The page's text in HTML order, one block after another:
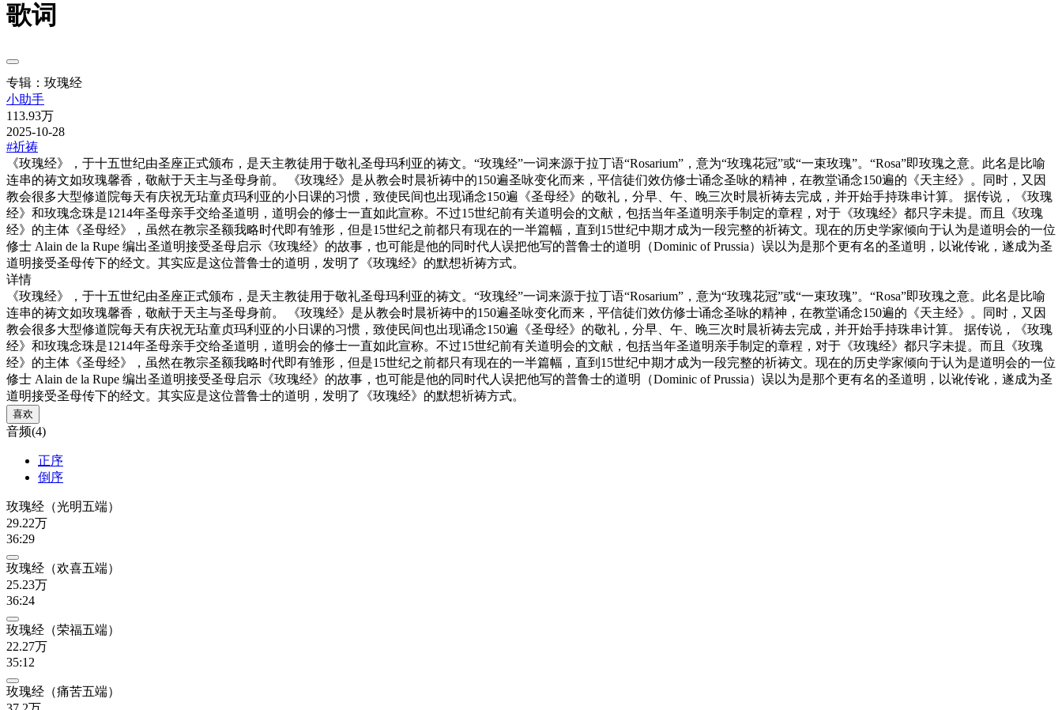
歌词
专辑：玫瑰经
小助手
113.93万
2025-10-28
#祈祷
《玫瑰经》，于十五世纪由圣座正式颁布，是天主教徒用于敬礼圣母玛利亚的祷文。“玫瑰经”一词来源于拉丁语“Rosarium”，意为“玫瑰花冠”或“一束玫瑰”。“Rosa”即玫瑰之意。此名是比喻
连串的祷文如玫瑰馨香，敬献于天主与圣母身前。 《玫瑰经》是从教会时晨祈祷中的150遍圣咏变化而来，平信徒们效仿修士诵念圣咏的精神，在教堂诵念150遍的《天主经》。同时，又因
教会很多大型修道院每天有庆祝无玷童贞玛利亚的小日课的习惯，致使民间也出现诵念150遍《圣母经》的敬礼，分早、午、晚三次时晨祈祷去完成，并开始手持珠串计算。 据传说，《玫瑰
经》和玫瑰念珠是1214年圣母亲手交给圣道明，道明会的修士一直如此宣称。不过15世纪前有关道明会的文献，包括当年圣道明亲手制定的章程，对于《玫瑰经》都只字未提。而且《玫瑰
经》的主体《圣母经》，虽然在教宗圣额我略时代即有雏形，但是15世纪之前都只有现在的一半篇幅，直到15世纪中期才成为一段完整的祈祷文。现在的历史学家倾向于认为是道明会的一位
修士 Alain de la Rupe 编出圣道明接受圣母启示《玫瑰经》的故事，也可能是他的同时代人误把他写的普鲁士的道明（Dominic of Prussia）误以为是那个更有名的圣道明，以讹传讹，遂成为圣
道明接受圣母传下的经文。其实应是这位普鲁士的道明，发明了《玫瑰经》的默想祈祷方式。
详情
《玫瑰经》，于十五世纪由圣座正式颁布，是天主教徒用于敬礼圣母玛利亚的祷文。“玫瑰经”一词来源于拉丁语“Rosarium”，意为“玫瑰花冠”或“一束玫瑰”。“Rosa”即玫瑰之意。此名是比喻
连串的祷文如玫瑰馨香，敬献于天主与圣母身前。 《玫瑰经》是从教会时晨祈祷中的150遍圣咏变化而来，平信徒们效仿修士诵念圣咏的精神，在教堂诵念150遍的《天主经》。同时，又因
教会很多大型修道院每天有庆祝无玷童贞玛利亚的小日课的习惯，致使民间也出现诵念150遍《圣母经》的敬礼，分早、午、晚三次时晨祈祷去完成，并开始手持珠串计算。 据传说，《玫瑰
经》和玫瑰念珠是1214年圣母亲手交给圣道明，道明会的修士一直如此宣称。不过15世纪前有关道明会的文献，包括当年圣道明亲手制定的章程，对于《玫瑰经》都只字未提。而且《玫瑰
经》的主体《圣母经》，虽然在教宗圣额我略时代即有雏形，但是15世纪之前都只有现在的一半篇幅，直到15世纪中期才成为一段完整的祈祷文。现在的历史学家倾向于认为是道明会的一位
修士 Alain de la Rupe 编出圣道明接受圣母启示《玫瑰经》的故事，也可能是他的同时代人误把他写的普鲁士的道明（Dominic of Prussia）误以为是那个更有名的圣道明，以讹传讹，遂成为圣
道明接受圣母传下的经文。其实应是这位普鲁士的道明，发明了《玫瑰经》的默想祈祷方式。
喜欢
音频(4)
正序
倒序
玫瑰经（光明五端）
29.22万
36:29
玫瑰经（欢喜五端）
25.23万
36:24
玫瑰经（荣福五端）
22.27万
35:12
玫瑰经（痛苦五端）